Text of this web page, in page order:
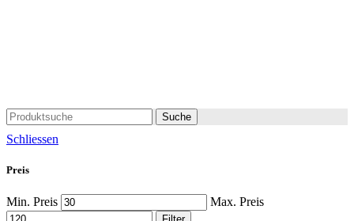
Suche
Schliessen
Preis
Min. Preis Max. Preis